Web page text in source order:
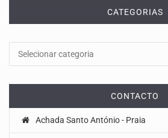
CATEGORIAS
CONTACTO
Achada Santo António - Praia